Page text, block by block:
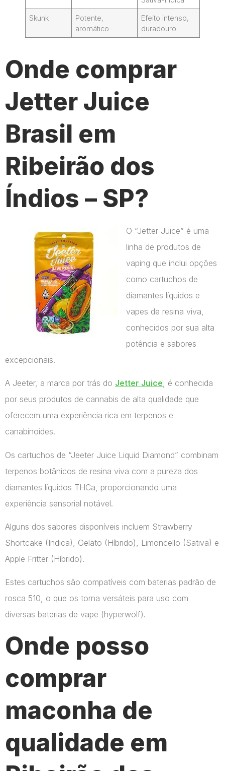
Skunk
Potente,
aromático
Efeito intenso,
duradouro
Onde comprar
Jetter Juice
Brasil em
Ribeirão dos
Índios – SP?
O “Jetter Juice” é uma
linha de produtos de
vaping que inclui opções
como cartuchos de
diamantes líquidos e
vapes de resina viva,
conhecidos por sua alta
potência e sabores
excepcionais.
A Jeeter, a marca por trás do Jetter Juice, é conhecida
por seus produtos de cannabis de alta qualidade que
oferecem uma experiência rica em terpenos e
canabinoides.
Os cartuchos de “Jeeter Juice Liquid Diamond” combinam
terpenos botânicos de resina viva com a pureza dos
diamantes líquidos THCa, proporcionando uma
experiência sensorial notável.
Alguns dos sabores disponíveis incluem Strawberry
Shortcake (Indica), Gelato (Híbrido), Limoncello (Sativa) e
Apple Fritter (Híbrido).
Estes cartuchos são compatíveis com baterias padrão de
rosca 510, o que os torna versáteis para uso com
diversas baterias de vape​ (hyperwolf)​.
Onde posso
comprar
maconha de
qualidade em